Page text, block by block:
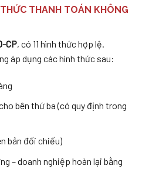
THANH TOÁN KHÔNG
CP, có 11 hình thức hợp lệ.
áp dụng các hình thức sau:
bên thứ ba (có quy định trong
bản đối chiếu)
– doanh nghiệp hoàn lại bằng